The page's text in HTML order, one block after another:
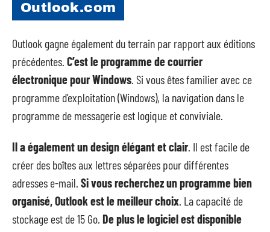
Outlook.com
Outlook gagne également du terrain par rapport aux éditions
précédentes. C’est le programme de courrier
électronique pour Windows . Si vous êtes familier avec ce
programme d’exploitation (Windows), la navigation dans le
programme de messagerie est logique et conviviale.
Il a également un design élégant et clair. Il est facile de
créer des boîtes aux lettres séparées pour différentes
adresses e-mail. Si vous recherchez un programme bien
organisé, Outlook est le meilleur choix. La capacité de
stockage est de 15 Go. De plus le logiciel est disponible